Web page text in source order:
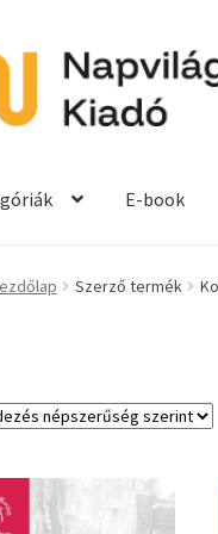
E-book
Szerző termék